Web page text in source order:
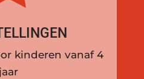
kinderen vanaf 4
jaar